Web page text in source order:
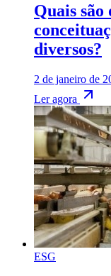
Quais
diversos?
2 de janeiro de
Ler agora
ESG